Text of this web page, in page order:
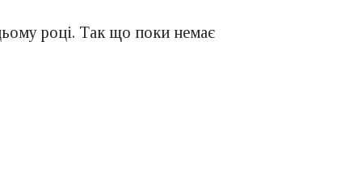
році. Так що поки немає